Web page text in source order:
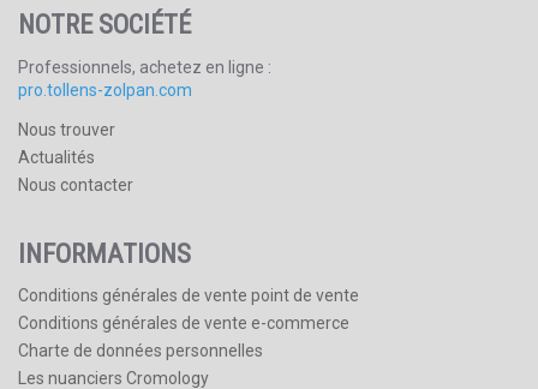
NOTRE SOCIÉTÉ
Professionnels, achetez en ligne :
pro.tollens-zolpan.com
Nous trouver
Actualités
Nous contacter
INFORMATIONS
Conditions générales de vente point de vente
Conditions générales de vente e-commerce
Charte de données personnelles
Les nuanciers Cromology